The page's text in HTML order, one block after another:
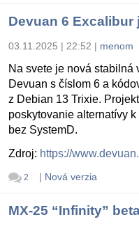
Devuan 6 Excalibur
03.11.2025 | 22:52 | menom
Na svete je nová
Devuan s číslom 6 a
z Debian 13 Trixie.
poskytovanie alternatívy
bez SystemD.
Zdroj: https://
2 | Nová verzia
MX-25 “Infinity”